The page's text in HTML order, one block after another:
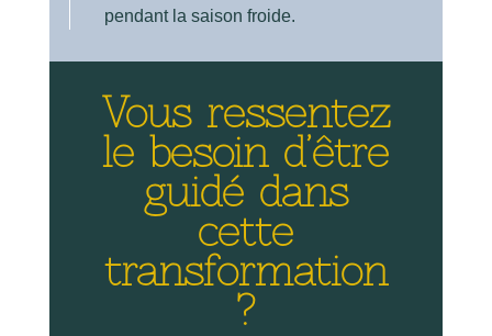
pendant la saison froide.
Vous ressentez
le besoin d’être
guidé dans
cette
transformation
?